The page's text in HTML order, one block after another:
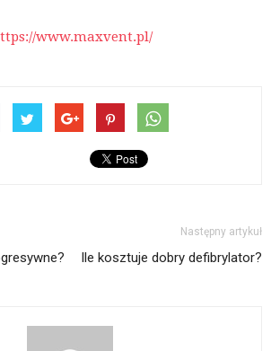
www.maxvent.pl/
Następny artykuł
Ile kosztuje dobry defibrylator?